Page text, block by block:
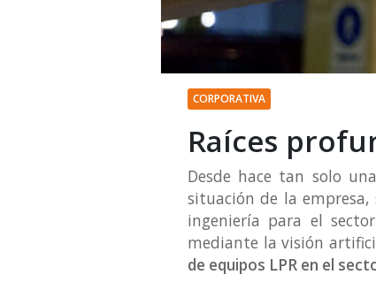
CORPORATIVA
Raíces
Desde hace tan solo
situación de la
ingeniería para el
mediante la visión
de equipos LPR en el